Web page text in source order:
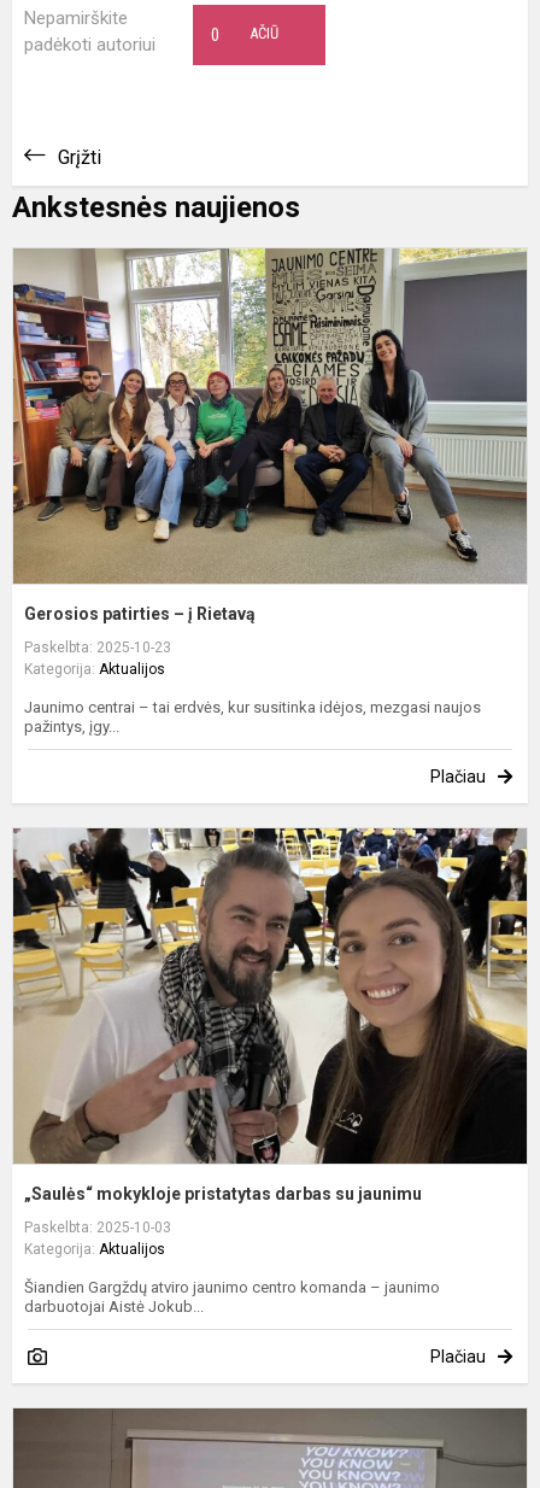
Nepamirškite
padėkoti autoriui
AČIŪ
0
Grįžti
Ankstesnės naujienos
Gerosios patirties – į Rietavą
Paskelbta: 2025-10-23
Kategorija: Aktualijos
Jaunimo centrai – tai erdvės, kur susitinka idėjos, mezgasi naujos
pažintys, įgy...
Plačiau
„Saulės“ mokykloje pristatytas darbas su jaunimu
Paskelbta: 2025-10-03
Kategorija: Aktualijos
Šiandien Gargždų atviro jaunimo centro komanda – jaunimo
darbuotojai Aistė Jokub...
Plačiau